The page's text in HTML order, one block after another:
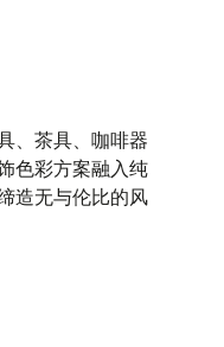
、茶具、咖啡器
色彩方案融入纯
造无与伦比的风